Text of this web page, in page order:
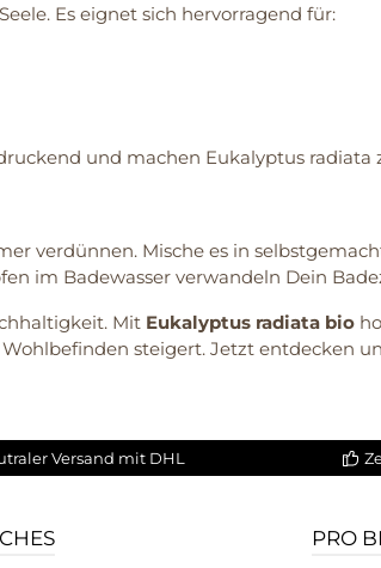
Es eignet sich hervorragend für:
und machen Eukalyptus
verdünnen. Mische es in
im Badewasser verwandeln Dein
Mit Eukalyptus radiata bio
steigert. Jetzt entdecken
Versand mit DHL
PRO